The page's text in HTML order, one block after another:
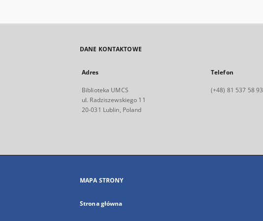
DANE KONTAKTOWE
Adres
Biblioteka UMCS
ul. Radziszewskiego 11
20-031 Lublin, Poland
Telefon
(+48) 81 537 58 93
MAPA STRONY
Strona główna